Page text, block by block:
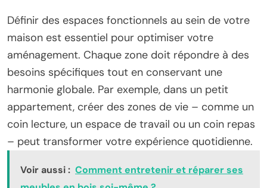
Définir des espaces fonctionnels au sein de votre
maison est essentiel pour optimiser votre
aménagement. Chaque zone doit répondre à des
besoins spécifiques tout en conservant une
harmonie globale. Par exemple, dans un petit
appartement, créer des zones de vie – comme un
coin lecture, un espace de travail ou un coin repas
– peut transformer votre expérience quotidienne.
Voir aussi : Comment entretenir et réparer ses